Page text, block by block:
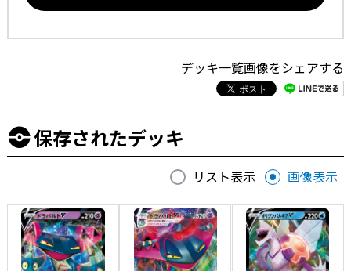
デッキ一覧画像をシェアする
保存されたデッキ
リスト表示 画像表示